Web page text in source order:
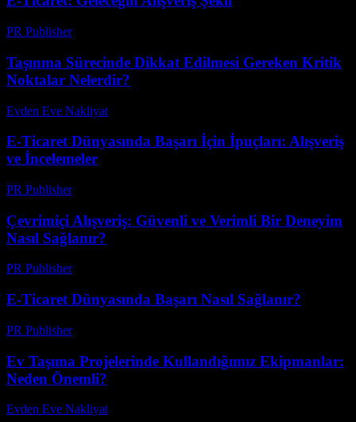
PR Publisher-
Taşınma Sürecinde Dikkat Edilmesi Gereken Kritik
Noktalar Nelerdir?
Evden Eve Nakliyat
E-Ticaret Dünyasında Başarı İçin İpuçları: Alışveriş
ve İncelemeler
PR Publisher-
Çevrimiçi Alışveriş: Güvenli ve Verimli Bir Deneyim
Nasıl Sağlanır?
PR Publisher-
E-Ticaret Dünyasında Başarı Nasıl Sağlanır?
PR Publisher-
Ev Taşıma Projelerinde Kullandığımız Ekipmanlar:
Neden Önemli?
Evden Eve Nakliyat